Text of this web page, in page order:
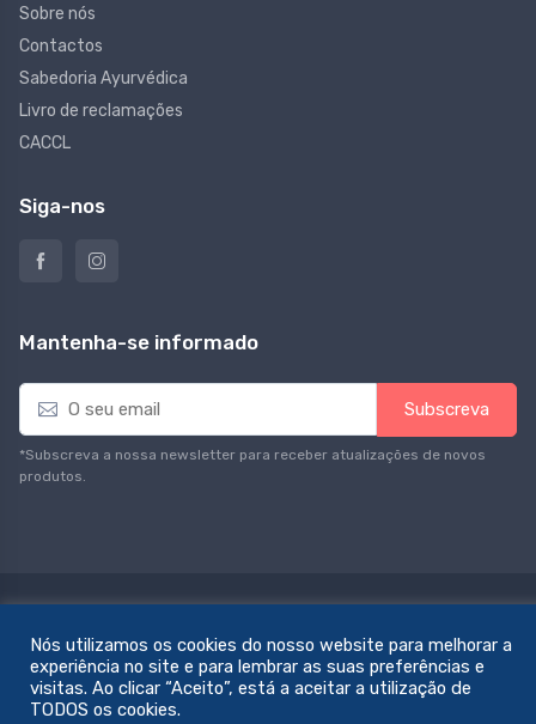
Sobre nós
Contactos
Sabedoria Ayurvédica
Livro de reclamações
CACCL
Siga-nos
Mantenha-se informado
E
a
i
l
Subscreva
*Subscreva a nossa newsletter para receber atualizações de novos
produtos.
Nós utilizamos os cookies do nosso website para melhorar a
experiência no site e para lembrar as suas preferências e
visitas. Ao clicar “Aceito”, está a aceitar a utilização de
TODOS os cookies.